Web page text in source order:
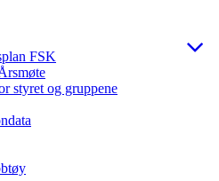
FSK
styret og gruppene